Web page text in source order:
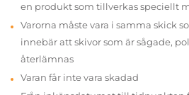
en produkt som tillverkas speciellt
Varorna måste vara i samma skick
innebär att skivor som är sågade,
återlämnas
Varan får inte vara skadad